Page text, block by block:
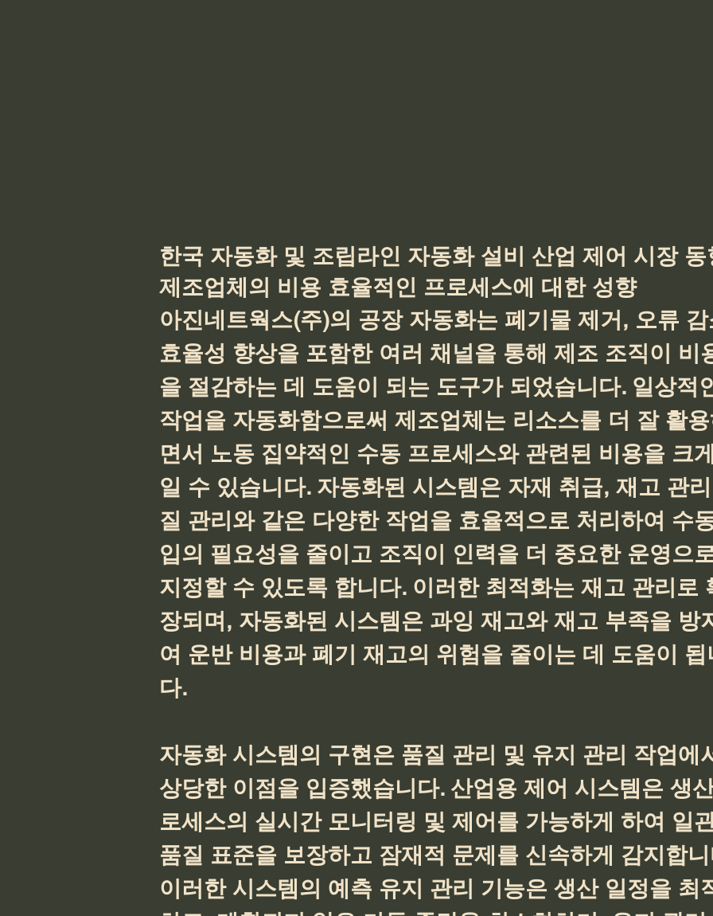
한국 자동화 및 조립라인 자동화 설비 산업 제어 시장 동
제조업체의 비용 효율적인 프로세스에 대한 성향
아진네트웍스(주)의 공장 자동화는 폐기물 제거, 오류
효율성 향상을 포함한 여러 채널을 통해 제조 조직이 비
을 절감하는 데 도움이 되는 도구가 되었습니다. 일상적
작업을 자동화함으로써 제조업체는 리소스를 더 잘 활
면서 노동 집약적인 수동 프로세스와 관련된 비용을 크
일 수 있습니다. 자동화된 시스템은 자재 취급, 재고 관
질 관리와 같은 다양한 작업을 효율적으로 처리하여 수
입의 필요성을 줄이고 조직이 인력을 더 중요한 운영으
지정할 수 있도록 합니다. 이러한 최적화는 재고 관리로
장되며, 자동화된 시스템은 과잉 재고와 재고 부족을 방
여 운반 비용과 폐기 재고의 위험을 줄이는 데 도움이 됩
다.
자동화 시스템의 구현은 품질 관리 및 유지 관리 작업에
상당한 이점을 입증했습니다. 산업용 제어 시스템은 생
로세스의 실시간 모니터링 및 제어를 가능하게 하여 일
품질 표준을 보장하고 잠재적 문제를 신속하게 감지합
이러한 시스템의 예측 유지 관리 기능은 생산 일정을 최